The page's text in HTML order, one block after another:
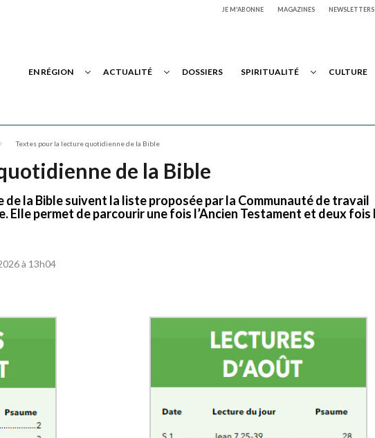
JE M'ABONNE MAGAZINES NEWSLETTERS
EN RÉGION ACTUALITÉ DOSSIERS SPIRITUALITÉ CULTURE
Textes pour la lecture quotidienne de la Bible
de la Bible
la Bible suivent la liste proposée par la Communauté de travail
Elle permet de parcourir une fois l’Ancien Testament et deux fois
à 13h04